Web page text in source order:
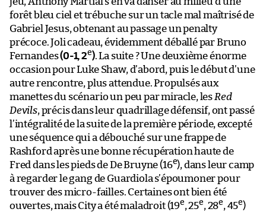
forêt bleu ciel et trébuche sur un tacle mal maîtrisé de
Gabriel Jesus, obtenant au passage un penalty
précoce. Joli cadeau, évidemment déballé par Bruno
Fernandes(0-1, 2e). La suite ? Une deuxième énorme
occasion pour Luke Shaw, d’abord, puis le début d’une
autre rencontre, plus attendue. Propulsés aux
manettes du scénario un peu par miracle, les Red
Devils, précis dans leur quadrillage défensif, ont passé
l’intégralité de la suite de la première période, excepté
une séquence qui a débouché sur une frappe de
Rashford après une bonne récupération haute de
Fred dans les pieds de De Bruyne (16e), dans leur camp
à regarder le gang de Guardiola s’époumoner pour
trouver des micro-failles. Certaines ont bien été
ouvertes, mais City a été maladroit (19e, 25e, 28e, 45e)